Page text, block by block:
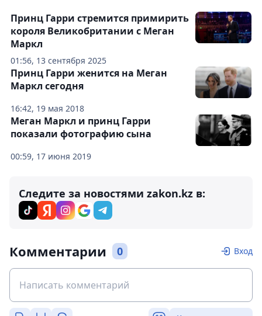
01:56, 13 сентября 2025
Принц Гарри стремится примирить
короля Великобритании с Меган
Маркл
16:42, 19 мая 2018
Принц Гарри женится на Меган
Маркл сегодня
00:59, 17 июня 2019
Меган Маркл и принц Гарри
показали фотографию сына
Следите за новостями zakon.kz в:
Комментарии 0 Вход